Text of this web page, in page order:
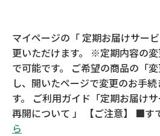
マイページの「 定期お届けサー
更いただけます。 ※定期内容の
で可能です。 ご希望の商品の「
し、開いたページで変更のお手
す。 ご利用ガイド「定期お届け
再開について 」 【ご注意】 ■す
ら